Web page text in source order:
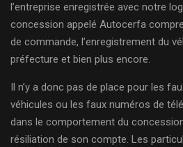
l’entreprise enregistrée avec notre
concession appelé Autocerfa
de commande, l’enregistrement du
préfecture et bien plus encore.
Il n’y a donc pas de place pour les
véhicules ou les faux numéros de
dans le comportement du
résiliation de son compte. Les